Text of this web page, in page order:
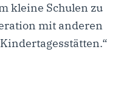
klei­ne Schu­len zu
mit ande­ren